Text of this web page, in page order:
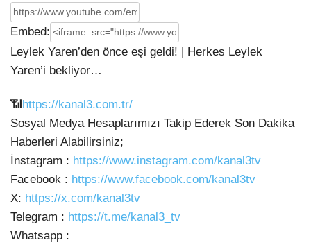
Embed:
Leylek Yaren’den önce eşi geldi! | Herkes Leylek
Yaren’i bekliyor…
📶https://kanal3.com.tr/
Sosyal Medya Hesaplarımızı Takip Ederek Son Dakika
Haberleri Alabilirsiniz;
İnstagram : https://www.instagram.com/kanal3tv
Facebook : https://www.facebook.com/kanal3tv
X: https://x.com/kanal3tv
Telegram : https://t.me/kanal3_tv
Whatsapp :